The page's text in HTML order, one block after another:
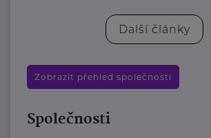
Další články
Zobrazit přehled společností
Společnosti